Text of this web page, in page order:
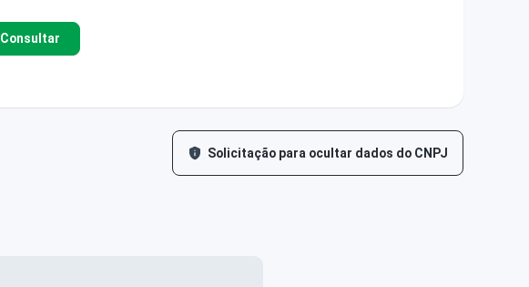
Consultar
Solicitação para ocultar dados do CNPJ